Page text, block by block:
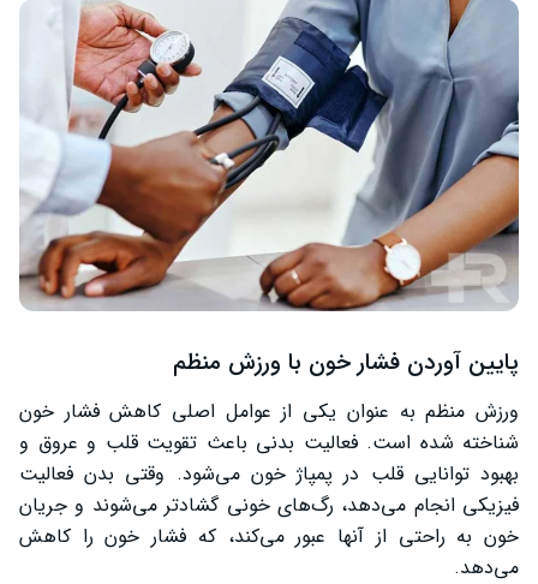
پایین آوردن فشار خون با ورزش منظم
ورزش منظم به عنوان یکی از عوامل اصلی کاهش فشار خون
شناخته شده است. فعالیت بدنی باعث تقویت قلب و عروق و
بهبود توانایی قلب در پمپاژ خون می‌شود. وقتی بدن فعالیت
فیزیکی انجام می‌دهد، رگ‌های خونی گشادتر می‌شوند و جریان
خون به راحتی از آنها عبور می‌کند، که فشار خون را کاهش
می‌دهد.